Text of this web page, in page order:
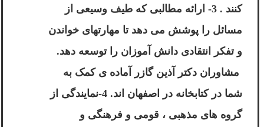
کنند . 3- ارائه مطالبی که طیف وسیعی از
مسائل را پوشش می دهد تا مهارتهای خواندن
و تفکر انتقادی دانش آموزان را توسعه دهد.
مشاوران دکتر آذین گازر
آماده ی کمک به
شما در کتابخانه در اصفهان اند. 4-نمایندگی از
گروه های مذهبی ، قومی و فرهنگی و